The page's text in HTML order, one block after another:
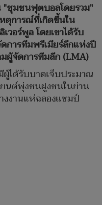
"ชุมชนฟุตบอลโดยรวม"
ตุการณ์ที่เกิดขึ้นใน
วอร์พูล โดยเขาได้รับ
การทีมพรีเมียร์ลีกแห่งปี
ผู้จัดการทีมลีก (LMA)
ได้รับบาดเจ็บประมาณ
ยนต์พุ่งชนฝูงชนในย่าน
งงานแห่ฉลองแชมป์